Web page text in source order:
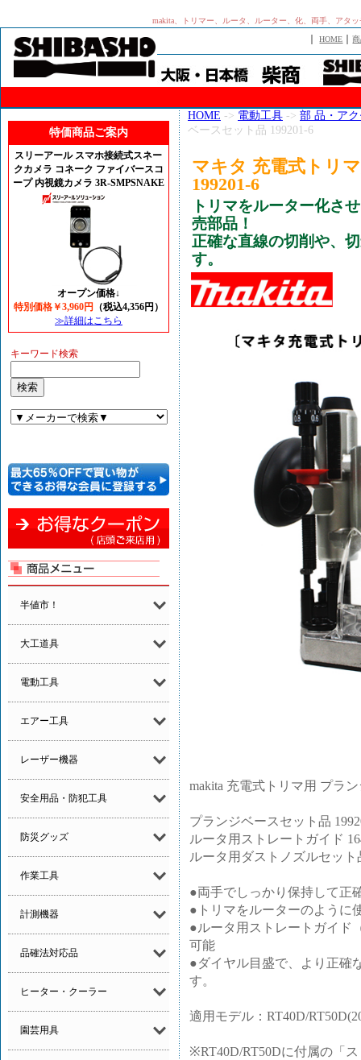
makita、トリマー、ルータ、ルーター、化、両手、アタ
｜HOME ｜
特価商品ご案内
スリーアール スマホ接続式スネー
クカメラ コネーク ファイバースコ
ープ 内視鏡カメラ 3R-SMPSNAKE
オープン価格↓
特別価格￥3,960円
（税込4,356円）
≫詳細はこちら
キーワード検索
半値市！
大工道具
電動工具
エアー工具
レーザー機器
安全用品・防犯工具
防災グッズ
作業工具
計測機器
品確法対応品
ヒーター・クーラー
園芸用具
HOME -> 電動工具 -> 部 品・ア
ベースセット品 199201-6
マキタ 充電式トリ
199201-6
トリマをルーター化さ
売部品！
正確な直線の切削や、
す。
makita 充電式トリマ用 プラ
プランジベースセット品
ルータ用ストレートガイド
ルータ用ダストノズルセット
●両手でしっかり保持して正
●トリマをルーターのように
●ルータ用ストレートガイド
可能
●ダイヤル目盛で、より正確
す。
適用モデル：RT40D/
※RT40D/RT50Dに付属の「